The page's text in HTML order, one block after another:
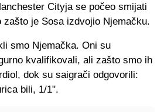
Cityja se počeo smijati
zašto je Sosa izdvojio Njemačku.
smo Njemačka. Oni su
kvalifikovali, ali zašto smo ih
dok su saigrači odgovorili:
bili, 1/1".